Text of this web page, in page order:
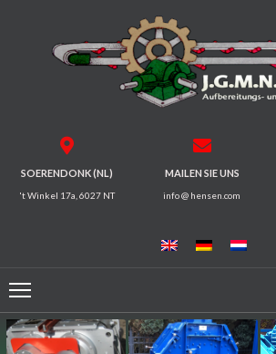
SOERENDONK (NL)
't Winkel 17a, 6027 NT
MAILEN SIE UNS
info @ hensen.com
MAGNETSYSTEME
FÖRDERBÄNDER
ELEKTROMOTOREN